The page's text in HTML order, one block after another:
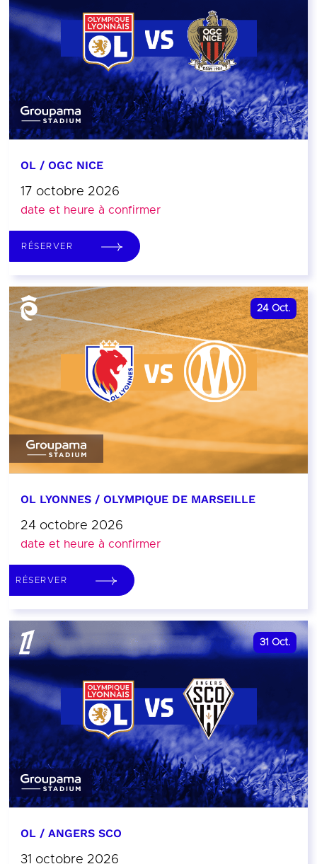
OL / OGC NICE
17 octobre 2026
date et heure à confirmer
RÉSERVER
24 Oct.
OL LYONNES / OLYMPIQUE DE MARSEILLE
24 octobre 2026
date et heure à confirmer
RÉSERVER
31 Oct.
OL / ANGERS SCO
31 octobre 2026